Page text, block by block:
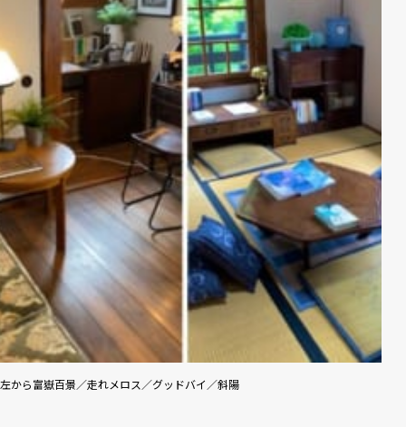
左から富嶽百景／走れメロス／グッドバイ／斜陽